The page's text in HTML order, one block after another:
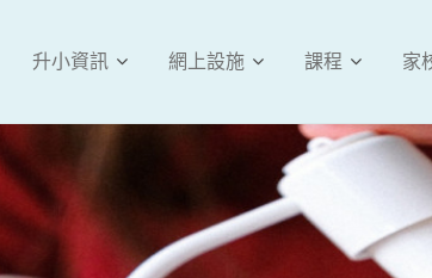
升小資訊 網上設施 課程 家